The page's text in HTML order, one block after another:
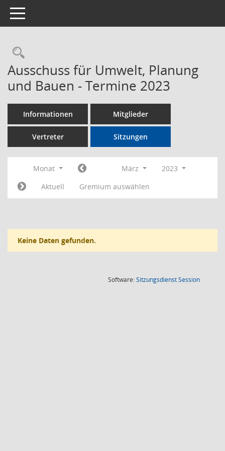
Toggle navigation
Rechercheauswahl
Ausschuss für Umwelt, Planung
und Bauen - Termine 2023
Informationen Mitglieder
Vertreter Sitzungen
Monat März
2023
Aktuell
Gremium auswählen
Keine Daten gefunden.
Software:SitzungsdienstSession(Wird in